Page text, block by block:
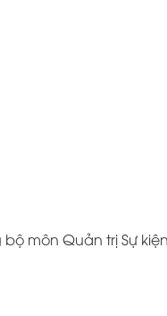
bộ môn Quản trị Sự